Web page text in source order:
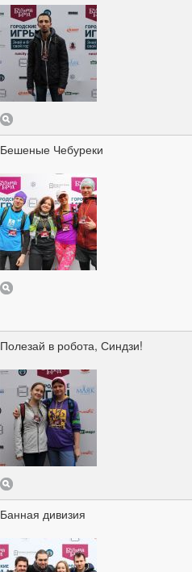
Бешеные Чебуреки
Полезай в робота, Синдзи!
Банная дивизия